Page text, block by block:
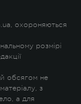
охороняються
розмірі
обсягом не
з
а для